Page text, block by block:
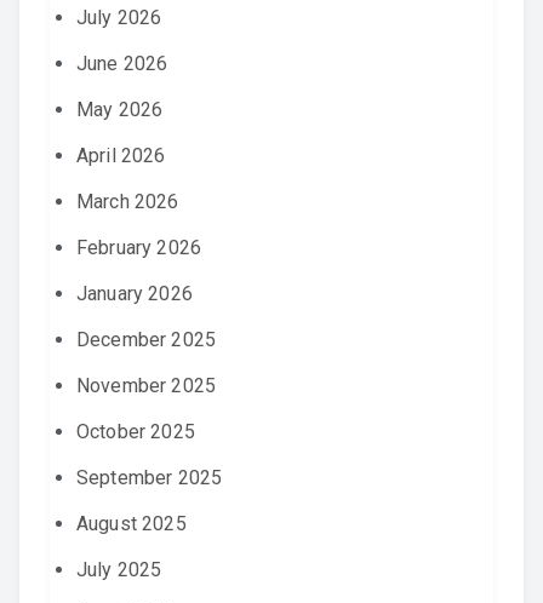
July 2026
June 2026
May 2026
April 2026
March 2026
February 2026
January 2026
December 2025
November 2025
October 2025
September 2025
August 2025
July 2025